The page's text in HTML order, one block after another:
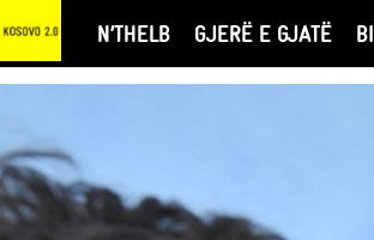
N’THELB GJERË E GJATË